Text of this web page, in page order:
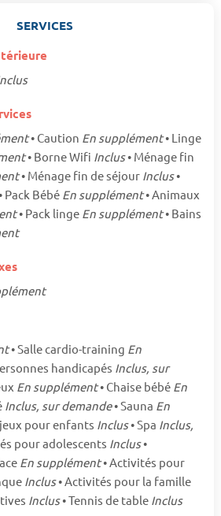
SERVICES
• Caution En supplément• Linge
• Borne Wifi Inclus• Ménage fin
• Ménage fin de séjour Inclus•
Pack Bébé En supplément• Animaux
• Pack linge En supplément• Bains
• Salle cardio-training En
handicapés Inclus, sur
En supplément• Chaise bébé En
Inclus, sur demande• Sauna En
pour enfants Inclus• Spa Inclus,
pour adolescents Inclus•
En supplément• Activités pour
Inclus• Activités pour la famille
Inclus• Tennis de table Inclus